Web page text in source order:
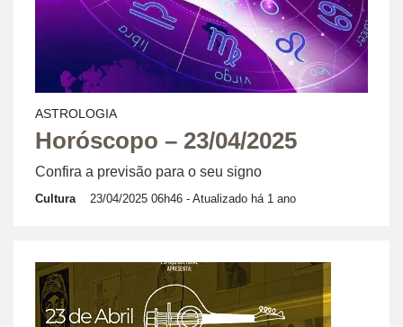
ASTROLOGIA
Horóscopo – 23/04/2025
Confira a previsão para o seu signo
Cultura 23/04/2025 06h46 - Atualizado há 1 ano